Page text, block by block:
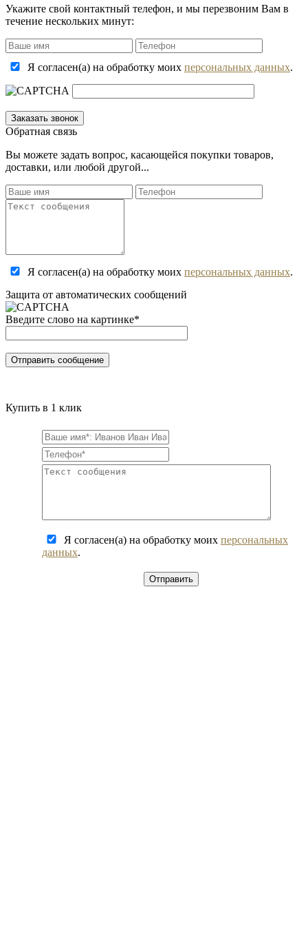
Укажите свой контактный телефон, и мы перезвоним Вам в
течение нескольких минут:
Я согласен(а) на обработку моих персональных данных.
Обратная связь
Вы можете задать вопрос, касающейся покупки товаров,
доставки, или любой другой...
Я согласен(а) на обработку моих персональных данных.
Защита от автоматических сообщений
Введите слово на картинке*
Купить в 1 клик
Я согласен(а) на обработку моих персональных
данных.